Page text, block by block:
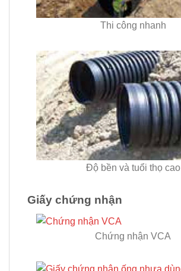
Thi công nhanh
Độ bền và tuổi thọ cao
Giấy chứng nhận
Chứng nhận VCA